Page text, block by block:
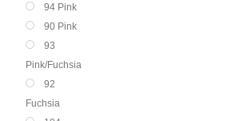
94 Pink
90 Pink
93
Pink/Fuchsia
92
Fuchsia